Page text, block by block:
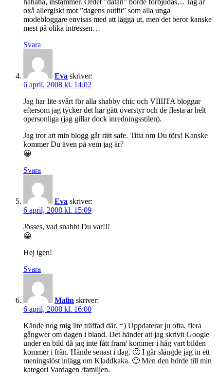
oxå allergiskt mot ”dagens outfit” som alla unga
modebloggare envisas med att lägga ut, men det beror kanske
mest på olika intressen…
Svara
Eva skriver:
6 april, 2008 kl. 14:02
Jag har lite svårt för alla shabby chic och VIIIITA bloggar
eftersom jag tycker det har gått överstyr och de flesta är helt
opersonliga (jag gillar dock inredningsstilen).
Jag tror att min blogg går rätt safe. Titta om Du törs! Kanske
kommer Du även på vem jag är?
😀
Svara
Eva skriver:
6 april, 2008 kl. 15:09
Jösses, vad snabbt Du var!!!
😀
Hej igen!
Svara
Malin skriver:
6 april, 2008 kl. 16:00
Kände nog mig lite träffad där. =) Uppdaterar ju ofta, flera
gångwer om dagen i bland. Det händer att jag skrivit Google
under en bild då jag inte fått fram/ kommer i håg vart bilden
kommer i från. Hände senast i dag. 🙂 I går slängde jag in ett
meningslöst inlägg om Kladdkaka. 🙂 Men den hörde till min
kategori Vardagen /familjen.